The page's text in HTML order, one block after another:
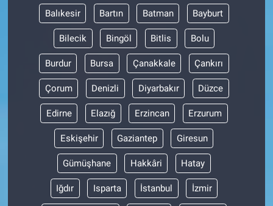
Balıkesir Bartın Batman Bayburt
Bilecik Bingöl Bitlis Bolu
Burdur Bursa Çanakkale Çankırı
Çorum Denizli Diyarbakır Düzce
Edirne Elazığ Erzincan Erzurum
Eskişehir Gaziantep Giresun
Gümüşhane Hakkâri Hatay
Iğdır Isparta İstanbul İzmir
Haber
Kimdir
Koronavirüs
Kültür Sanat
Ne demişti
Nedir